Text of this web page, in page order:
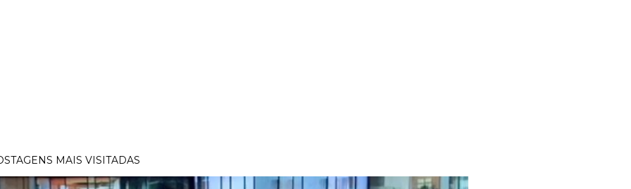
MAIS VISITADAS